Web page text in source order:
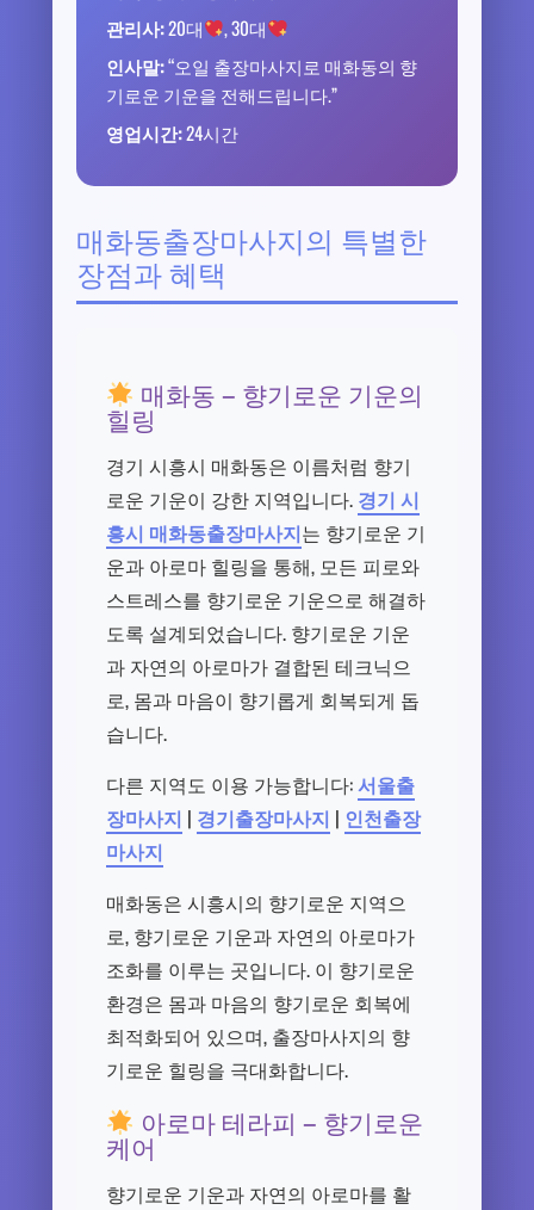
관리사:20대
, 30대
인사말:“오일 출장마사지로 매화동의 향
기로운 기운을 전해드립니다.”
영업시간:24시간
매화동출장마사지의 특별한
장점과 혜택
매화동 – 향기로운 기운의
힐링
경기 시흥시 매화동은 이름처럼 향기
로운 기운이 강한 지역입니다. 경기 시
흥시 매화동출장마사지는 향기로운 기
운과 아로마 힐링을 통해, 모든 피로와
스트레스를 향기로운 기운으로 해결하
도록 설계되었습니다. 향기로운 기운
과 자연의 아로마가 결합된 테크닉으
로, 몸과 마음이 향기롭게 회복되게 돕
습니다.
다른 지역도 이용 가능합니다:서울출
장마사지 | 경기출장마사지 | 인천출장
마사지
매화동은 시흥시의 향기로운 지역으
로, 향기로운 기운과 자연의 아로마가
조화를 이루는 곳입니다. 이 향기로운
환경은 몸과 마음의 향기로운 회복에
최적화되어 있으며, 출장마사지의 향
기로운 힐링을 극대화합니다.
아로마 테라피 – 향기로운
케어
향기로운 기운과 자연의 아로마를 활